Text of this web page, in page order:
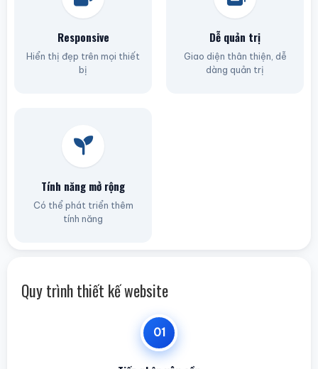
Responsive
Hiển thị đẹp trên mọi thiết
bị
Dễ quản trị
Giao diện thân thiện, dễ
dàng quản trị
Tính năng mở rộng
Có thể phát triển thêm
tính năng
Quy trình thiết kế website
01